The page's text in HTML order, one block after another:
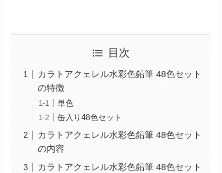
目次
カラトアクェレル水彩色鉛筆 48色セット
の特徴
単色
缶入り48色セット
カラトアクェレル水彩色鉛筆 48色セット
の内容
カラトアクェレル水彩色鉛筆 48色セット